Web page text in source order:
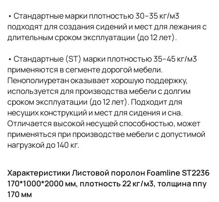
• Стандартные марки плотностью 30–35 кг/м3
подходят для создания сидений и мест для лежания с
длительным сроком эксплуатации (до 12 лет).
• Стандартные (ST) марки плотностью 35–45 кг/м3
применяются в сегменте дорогой мебели.
Пенополиуретан оказывает хорошую поддержку,
используется для производства мебели с долгим
сроком эксплуатации (до 12 лет). Подходит для
несущих конструкций и мест для сидения и сна.
Отличается высокой несущей способностью, может
применяться при производстве мебели с допустимой
нагрузкой до 140 кг.
Характеристики Листовой поролон Foamline ST2236
170*1000*2000 мм, плотность 22 кг/м3, толщина ппу
170 мм